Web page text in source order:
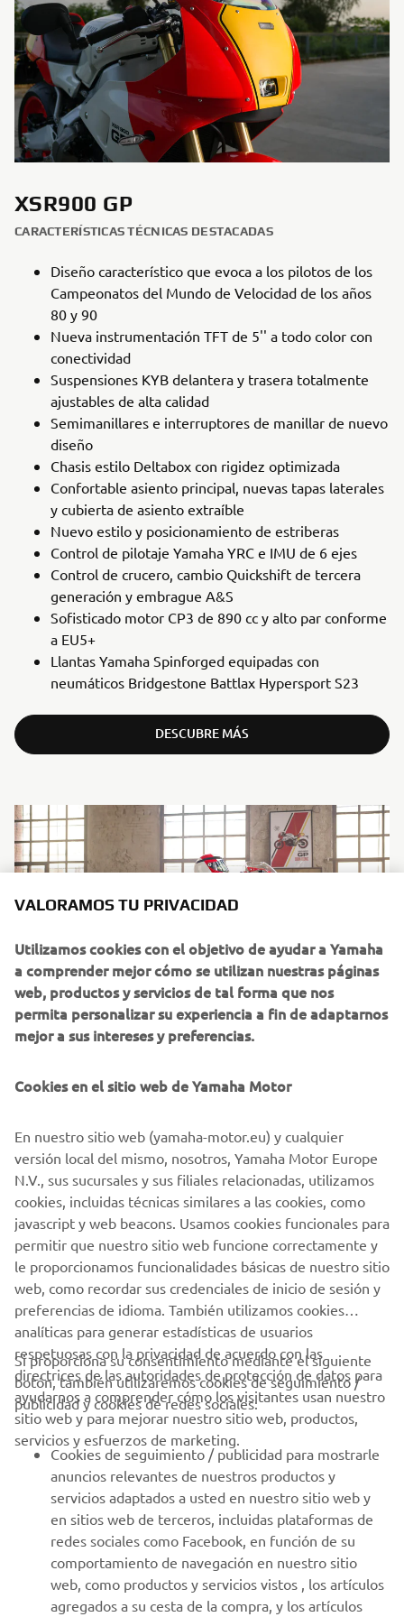
XSR900 GP
CARACTERÍSTICAS TÉCNICAS DESTACADAS
Diseño característico que evoca a los pilotos de los
Campeonatos del Mundo de Velocidad de los años
80 y 90
Nueva instrumentación TFT de 5'' a todo color con
conectividad
Suspensiones KYB delantera y trasera totalmente
ajustables de alta calidad
Semimanillares e interruptores de manillar de nuevo
diseño
Chasis estilo Deltabox con rigidez optimizada
Confortable asiento principal, nuevas tapas laterales
y cubierta de asiento extraíble
Nuevo estilo y posicionamiento de estriberas
Control de pilotaje Yamaha YRC e IMU de 6 ejes
Control de crucero, cambio Quickshift de tercera
generación y embrague A&S
Sofisticado motor CP3 de 890 cc y alto par conforme
a EU5+
Llantas Yamaha Spinforged equipadas con
neumáticos Bridgestone Battlax Hypersport S23
DESCUBRE MÁS
CORPORATIVO
PROFESIONALES
MÁS YAMAHA
AYUDA
BOLETÍN DE NOTICIAS
VALORAMOS TU PRIVACIDAD
Utilizamos cookies con el objetivo de ayudar a Yamaha
a comprender mejor cómo se utilizan nuestras páginas
web, productos y servicios de tal forma que nos
permita personalizar su experiencia a fin de adaptarnos
mejor a sus intereses y preferencias.
Cookies en el sitio web de Yamaha Motor
En nuestro sitio web (yamaha-motor.eu) y cualquier
versión local del mismo, nosotros, Yamaha Motor Europe
N.V., sus sucursales y sus filiales relacionadas, utilizamos
cookies, incluidas técnicas similares a las cookies, como
javascript y web beacons. Usamos cookies funcionales para
permitir que nuestro sitio web funcione correctamente y
le proporcionamos funcionalidades básicas de nuestro sitio
web, como recordar sus credenciales de inicio de sesión y
preferencias de idioma. También utilizamos cookies
analíticas para generar estadísticas de usuarios
respetuosas con la privacidad de acuerdo con las
directrices de las autoridades de protección de datos para
ayudarnos a comprender cómo los visitantes usan nuestro
sitio web y para mejorar nuestro sitio web, productos,
servicios y esfuerzos de marketing.
Si proporciona su consentimiento mediante el siguiente
botón, también utilizaremos cookies de seguimiento /
publicidad y cookies de redes sociales:
Cookies de seguimiento / publicidad para mostrarle
anuncios relevantes de nuestros productos y
servicios adaptados a usted en nuestro sitio web y
en sitios web de terceros, incluidas plataformas de
redes sociales como Facebook, en función de su
comportamiento de navegación en nuestro sitio
web, como productos y servicios vistos , los artículos
agregados a su cesta de la compra, y los artículos